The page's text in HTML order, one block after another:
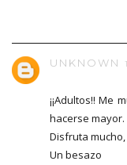
UNKNOWN
¡¡Adultos!! Me
hacerse mayor.
Disfruta
Un besazo